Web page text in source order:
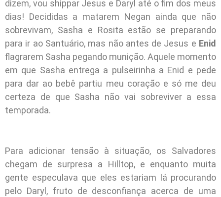
dizem, vou shippar Jesus e Daryl até o fim dos meus
dias! Decididas a matarem Negan ainda que não
sobrevivam, Sasha e Rosita estão se preparando
para ir ao Santuário, mas não antes de Jesus e Enid
flagrarem Sasha pegando munição. Aquele momento
em que Sasha entrega a pulseirinha a Enid e pede
para dar ao bebê partiu meu coração e só me deu
certeza de que Sasha não vai sobreviver a essa
temporada.
Para adicionar tensão à situação, os Salvadores
chegam de surpresa a Hilltop, e enquanto muita
gente especulava que eles estariam lá procurando
pelo Daryl, fruto de desconfiança acerca de uma